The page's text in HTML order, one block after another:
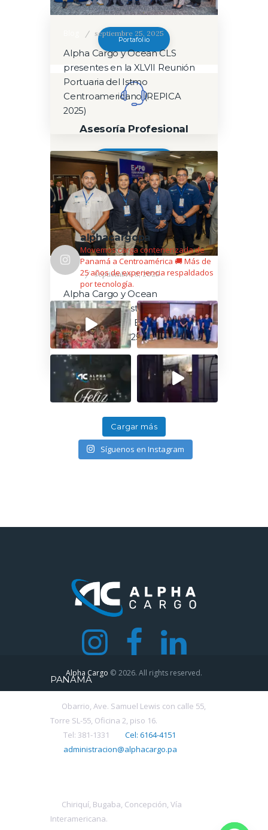
septiembre 25, 2025
Alpha Cargo y Ocean CLS
presentes en la XLVII Reunión
Portuaria del Istmo
Centroamericano (REPICA
2025)
Blog septiembre 8, 2025
Alpha Cargo y Ocean
Caribbean Logistics Services
presentes en la Expo Feria
Mundial ZLC 2025
Portafolio
Portafolio
Asesoría Profesional
Contáctanos
Logística con propósito
alphacargopa
Movemos carga contenerizada de
Panamá a Centroamérica 🚚Más de
25 años de experiencia respaldados
por tecnología.
Cargar más
Síguenos en Instagram
PANAMÁ
Obarrio, Ave. Samuel Lewis con calle 55,
Torre SL-55, Oficina 2, piso 16.
Tel: 381-1331
Cel: 6164-4151
administracion@alphacargo.pa
Chiriquí, Bugaba, Concepción, Vía
Interamericana.
Alpha Cargo © 2026. All rights reserved.